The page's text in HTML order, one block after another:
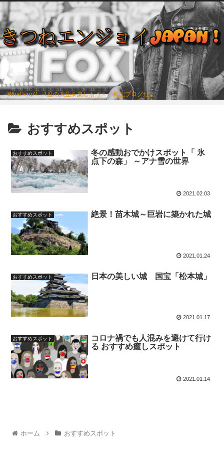
What's up? 1度の人生を楽しもう！ 雑記ブログだよ
おすすめスポット
おすすめスポット
冬の感動おでかけスポット「 氷
点下の森」 ～アナ雪の世界
2021.02.03
おすすめスポット 絶景！苗木城～巨岩に築かれた城
2021.01.24
おすすめスポット 日本の美しい城 国宝「松本城」
2021.01.17
おすすめスポット
コロナ禍でも人混みを避けて行け
る おすすめ癒しスポット
2021.01.14
ホーム おすすめスポット